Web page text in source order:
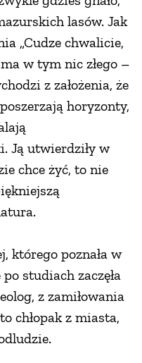
lasów. Jak
„Cudze chwalicie,
w tym nic złego –
z założenia, że
horyzonty,
Ją utwierdziły w
chce żyć, to nie
którego poznała w
studiach zaczęła
z zamiłowania
chłopak z miasta,